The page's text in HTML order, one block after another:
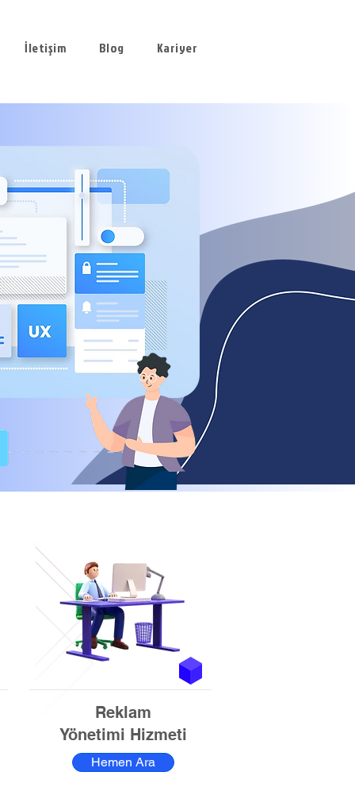
İletişim Blog Kariyer
Reklam
Yönetimi Hizmeti
Hemen Ara